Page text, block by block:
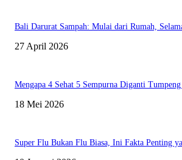
Bali Darurat Sampah: Mulai dari Rumah,
27 April 2026
Mengapa 4 Sehat 5 Sempurna Diganti
18 Mei 2026
Super Flu Bukan Flu Biasa, Ini Fakta Penting